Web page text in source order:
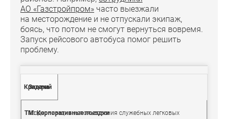
АО «Газстройпром» часто выезжали
на месторождение и не отпускали экипаж,
боясь, что потом не смогут вернуться вовремя.
Запуск рейсового автобуса помог решить
проблему.
Задача
Модернизация использования служебных легковых